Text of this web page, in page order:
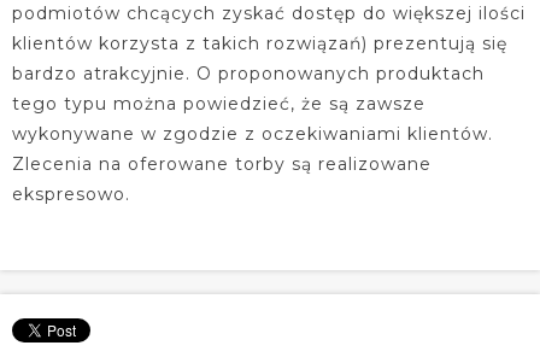
podmiotów chcących zyskać dostęp do większej ilości
klientów korzysta z takich rozwiązań) prezentują się
bardzo atrakcyjnie. O proponowanych produktach
tego typu można powiedzieć, że są zawsze
wykonywane w zgodzie z oczekiwaniami klientów.
Zlecenia na oferowane torby są realizowane
ekspresowo.